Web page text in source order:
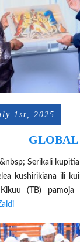
1st, 2025
AFUA ZA
Serikali
kushirikiana ili
(TB)